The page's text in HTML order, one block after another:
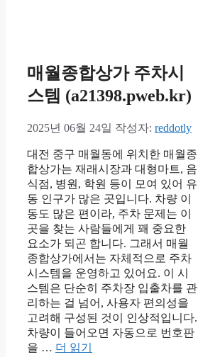
매월종합상가 주차시
스템 (a21398.pweb.kr)
2025년 06월 24일 작성자: reddotly
대전 중구 매월동에 위치한 매월종
합상가는 재래시장과 대형마트, 음
식점, 병원, 학원 등이 모여 있어 유
동 인구가 많은 곳입니다. 차량 이
동도 많은 편이라, 주차 문제는 이
곳을 찾는 사람들에게 꽤 중요한
요소가 되곤 합니다. 그래서 매월
종합상가에서는 자체적으로 주차
시스템을 운영하고 있어요. 이 시
스템은 단순히 주차장 입출차를 관
리하는 걸 넘어, 사용자 편의성을
고려해 구성된 것이 인상적입니다.
차량이 들어오면 자동으로 번호판
을 … 더 읽기